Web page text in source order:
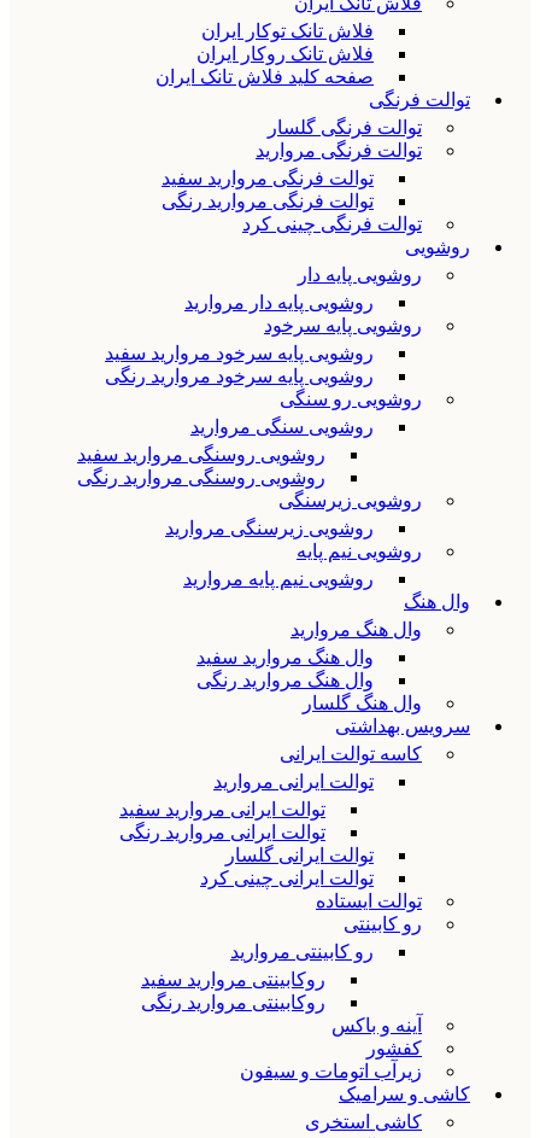
فلاش تانک توکار ایران
فلاش تانک روکار ایران
صفحه کلید فلاش تانک ایران
توالت فرنگی
توالت فرنگی گلسار
توالت فرنگی مروارید
توالت فرنگی مروارید سفید
توالت فرنگی مروارید رنگی
توالت فرنگی چینی کرد
روشویی
روشویی پایه دار
روشویی پایه دار مروارید
روشویی پایه سرخود
روشویی پایه سرخود مروارید سفید
روشویی پایه سرخود مروارید رنگی
روشویی رو سنگی
روشویی سنگی مروارید
روشویی روسنگی مروارید سفید
روشویی روسنگی مروارید رنگی
روشویی زیرسنگی
روشویی زیرسنگی مروارید
روشویی نیم پایه
روشویی نیم پایه مروارید
وال هنگ
وال هنگ مروارید
وال هنگ مروارید سفید
وال هنگ مروارید رنگی
وال هنگ گلسار
سرویس بهداشتی
کاسه توالت ایرانی
توالت ایرانی مروارید
توالت ایرانی مروارید سفید
توالت ایرانی مروارید رنگی
توالت ایرانی گلسار
توالت ایرانی چینی کرد
توالت ایستاده
رو کابینتی
رو کابینتی مروارید
روکابینتی مروارید سفید
روکابینتی مروارید رنگی
آینه و باکس
کفشور
زیرآب اتومات و سیفون
کاشی و سرامیک
کاشی استخری